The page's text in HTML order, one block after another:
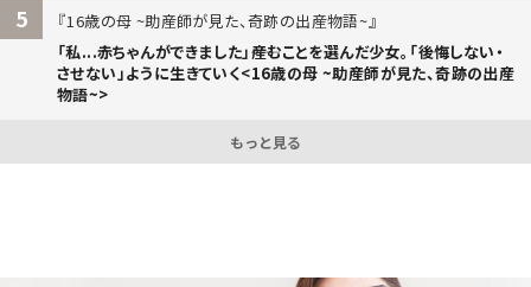
5
16歳の母 ~助産師が見た、奇跡の出産物語~
「私...赤ちゃんができました」――産むことを選んだ少女。「後悔しない・
させない」ように生きていく<16歳の母 ~助産師が見た、奇跡の出産
物語~>
もっと見る